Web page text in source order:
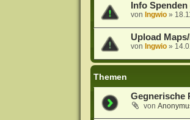
Info
von Ingwio»
Upload
von Ingwio»
Themen
Gegnerische
von